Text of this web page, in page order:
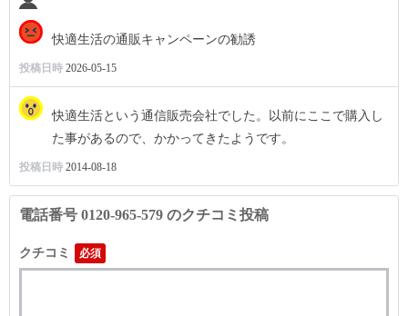
快適生活の通販キャンペーンの勧誘
投稿日時 2026-05-15
快適生活という通信販売会社でした。以前にここで購入し
た事があるので、かかってきたようです。
投稿日時 2014-08-18
電話番号 0120-965-579 のクチコミ投稿
クチコミ